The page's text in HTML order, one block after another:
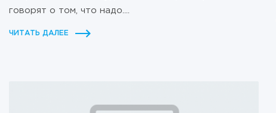
говорят о том, что надо....
ЧИТАТЬ ДАЛЕЕ